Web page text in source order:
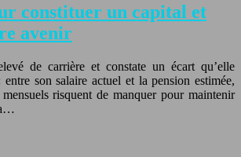
constituer un capital et
avenir
de carrière et constate un écart qu’elle
entre son salaire actuel et la pension estimée,
risquent de manquer pour maintenir